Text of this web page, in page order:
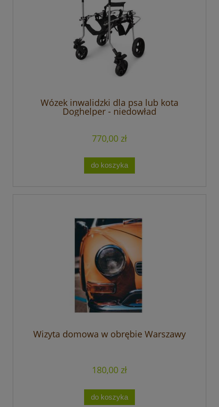
Wózek inwalidzki dla psa lub kota
Doghelper - niedowład
czterokończynowy
770,00 zł
do koszyka
Wizyta domowa w obrębie Warszawy
180,00 zł
do koszyka